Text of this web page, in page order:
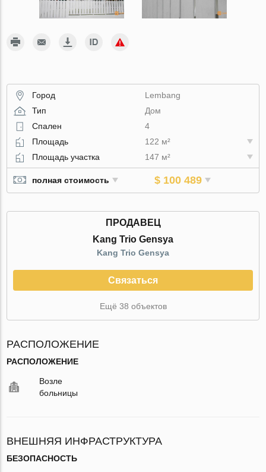
Город
Lembang
Тип
Дом
Спален
4
Площадь
122 м²
Площадь участка
147 м²
полная стоимость $ 100 489
ПРОДАВЕЦ
Kang Trio Gensya
Kang Trio Gensya
Связаться
Ещё 38 объектов
РАСПОЛОЖЕНИЕ
РАСПОЛОЖЕНИЕ
Возле
больницы
ВНЕШНЯЯ ИНФРАСТРУКТУРА
БЕЗОПАСНОСТЬ